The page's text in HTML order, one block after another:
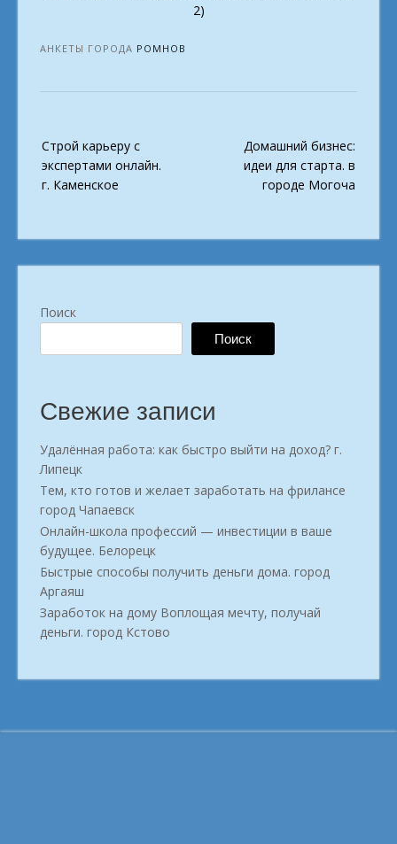
2)
АНКЕТЫ ГОРОДА РОМНОВ
navigation
Строй карьеру с
экспертами онлайн.
г. Каменское
Домашний бизнес:
идеи для старта. в
городе Могоча
Поиск
Поиск
Свежие записи
Удалённая работа: как быстро выйти на доход? г.
Липецк
Тем, кто готов и желает заработать на фрилансе
город Чапаевск
Онлайн-школа профессий — инвестиции в ваше
будущее. Белорецк
Быстрые способы получить деньги дома. город
Аргаяш
Заработок на дому Воплощая мечту, получай
деньги. город Кстово